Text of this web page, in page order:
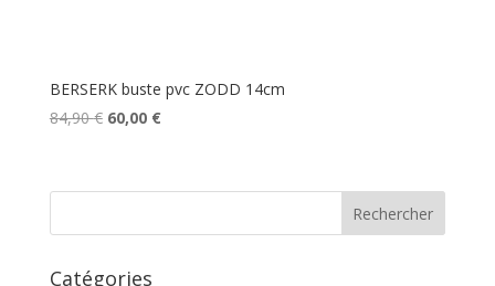
BERSERK buste pvc ZODD 14cm
84,90€ Le
était :
60,00 €Le
est :
Catégories